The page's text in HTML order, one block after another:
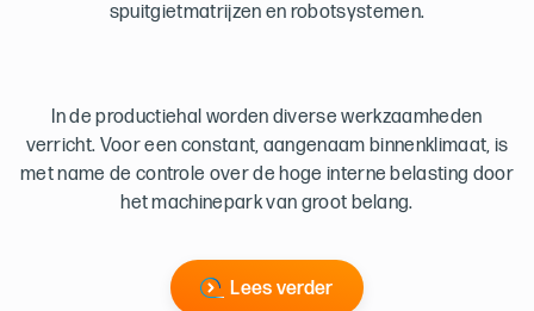
spuitgietmatrijzen en robotsystemen.
In de productiehal worden diverse werkzaamheden
verricht. Voor een constant, aangenaam binnenklimaat, is
met name de controle over de hoge interne belasting door
het machinepark van groot belang.
Lees verder